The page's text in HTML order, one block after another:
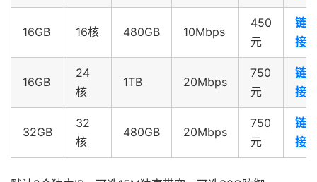
16GB 16核 480GB 10Mbps
450
元
链
接
16GB
24
核
1TB 20Mbps
750
元
链
接
32GB
32
核
480GB 20Mbps
750
元
链
接